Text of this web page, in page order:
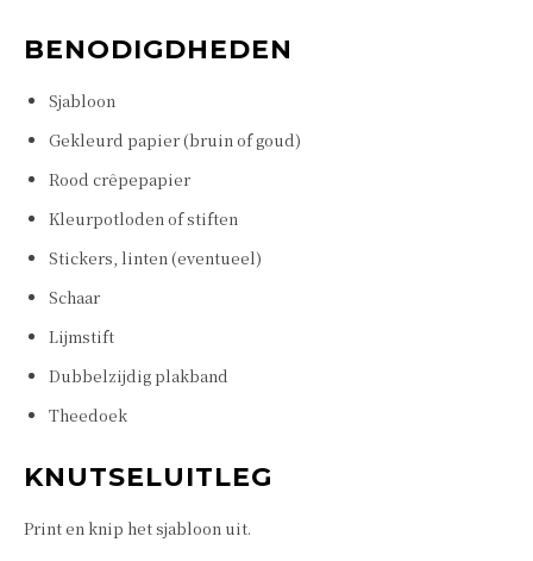
BENODIGDHEDEN
Sjabloon
Gekleurd papier (bruin of goud)
Rood crêpepapier
Kleurpotloden of stiften
Stickers, linten (eventueel)
Schaar
Lijmstift
Dubbelzijdig plakband
Theedoek
KNUTSELUITLEG
Print en knip het sjabloon uit.